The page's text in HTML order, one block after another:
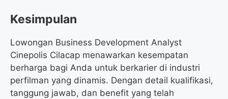
Kesimpulan
Lowongan Business Development Analyst
Cinepolis Cilacap menawarkan kesempatan
berharga bagi Anda untuk berkarier di industri
perfilman yang dinamis. Dengan detail kualifikasi,
tanggung jawab, dan benefit yang telah